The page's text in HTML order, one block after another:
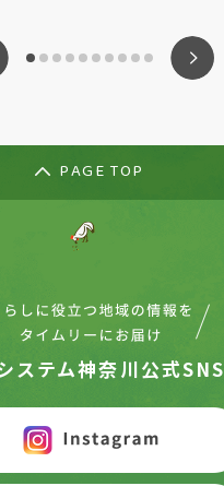
PAGE TOP
ステム神奈川公式SNS